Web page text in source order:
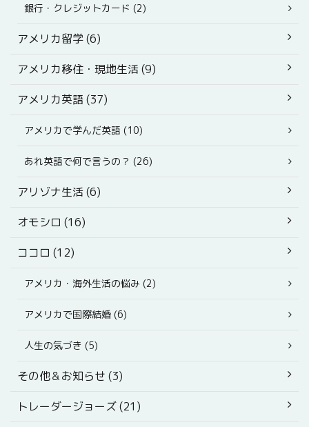
銀行・クレジットカード (2)
アメリカ留学 (6)
アメリカ移住・現地生活 (9)
アメリカ英語 (37)
アメリカで学んだ英語 (10)
あれ英語で何で言うの？ (26)
アリゾナ生活 (6)
オモシロ (16)
ココロ (12)
アメリカ・海外生活の悩み (2)
アメリカで国際結婚 (6)
人生の気づき (5)
その他＆お知らせ (3)
トレーダージョーズ (21)